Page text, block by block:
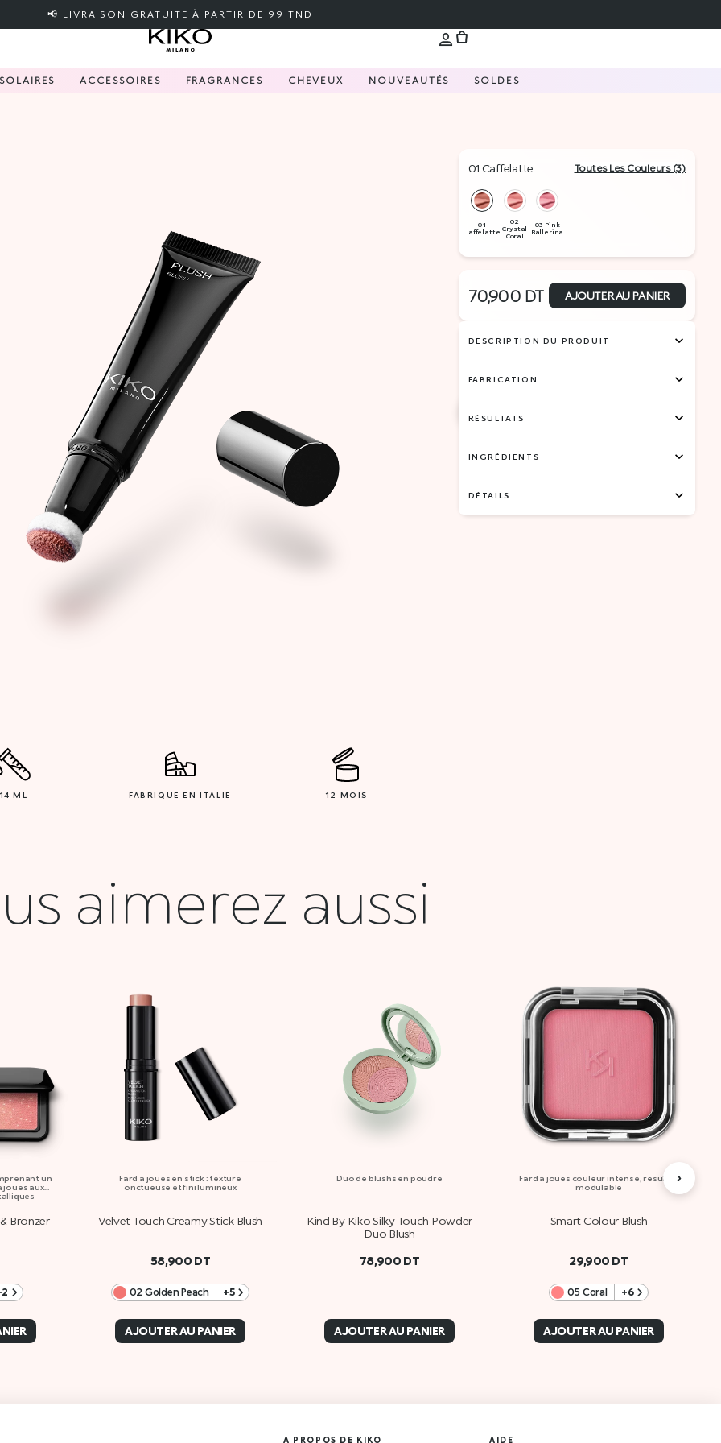
📢 LIVRAISON GRATUITE À PARTIR DE 99 TND
SOLAIRES ACCESSOIRES FRAGRANCES CHEVEUX NOUVEAUTÉS SOLDES
Toutes Les Couleurs (3)
01 Caffelatte
70,900 DT AJOUTER AU PANIER
DESCRIPTION DU PRODUIT
FABRICATION
RÉSULTATS
INGRÉDIENTS
DÉTAILS
14 ML FABRIQUE EN ITALIE 12 MOIS
aimerez aussi
un
joues aux
Bronzer
Fard à joues en stick : texture
onctueuse et fini lumineux
Velvet Touch Creamy Stick Blush
58,900 DT
02 Golden Peach +5
AJOUTER AU PANIER
Duo de blushs en poudre
Kind By Kiko Silky Touch Powder
Duo Blush
78,900 DT
AJOUTER AU PANIER
Fard à joues couleur intense, résultat
modulable
Smart Colour Blush
29,900 DT
05 Coral +6
AJOUTER AU PANIER
›
A PROPOS DE KIKO AIDE